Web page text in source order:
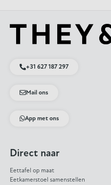
+31 627 187 297
Mail ons
App met ons
Direct naar
Eettafel op maat
Eetkamerstoel samenstellen